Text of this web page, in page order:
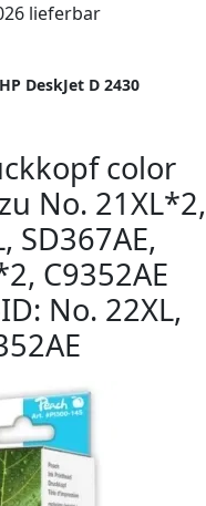
lieferbar
HP DeskJet D 2430
color
No. 21XL*2,
SD367AE,
C9352AE
No. 22XL,